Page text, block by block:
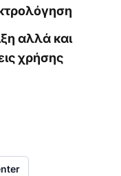
αλλά και
χρήσης